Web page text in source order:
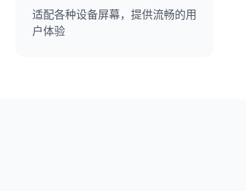
适配各种设备屏幕，提供流畅的用
户体验